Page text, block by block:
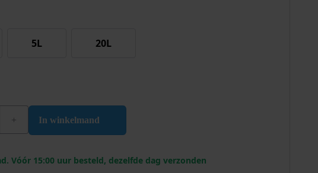
5L 20L
/ Terpentine aantal
In winkelmand
Vóór 15:00 uur besteld, dezelfde dag verzonden